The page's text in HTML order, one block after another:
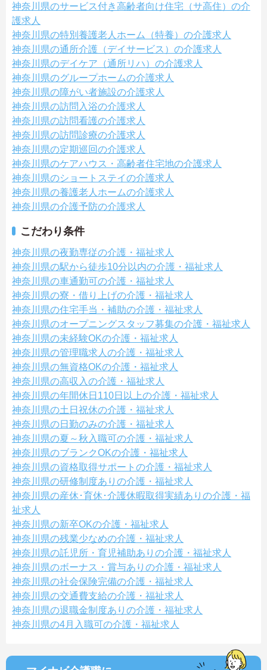
神奈川県のサービス付き高齢者向け住宅（サ高住）の介
護求人
神奈川県の特別養護老人ホーム（特養）の介護求人
神奈川県の通所介護（デイサービス）の介護求人
神奈川県のデイケア（通所リハ）の介護求人
神奈川県のグループホームの介護求人
神奈川県の障がい者施設の介護求人
神奈川県の訪問入浴の介護求人
神奈川県の訪問看護の介護求人
神奈川県の訪問診療の介護求人
神奈川県の定期巡回の介護求人
神奈川県のケアハウス・高齢者住宅地の介護求人
神奈川県のショートステイの介護求人
神奈川県の養護老人ホームの介護求人
神奈川県の介護予防の介護求人
こだわり条件
神奈川県の夜勤専従の介護・福祉求人
神奈川県の駅から徒歩10分以内の介護・福祉求人
神奈川県の車通勤可の介護・福祉求人
神奈川県の寮・借り上げの介護・福祉求人
神奈川県の住宅手当・補助の介護・福祉求人
神奈川県のオープニングスタッフ募集の介護・福祉求人
神奈川県の未経験OKの介護・福祉求人
神奈川県の管理職求人の介護・福祉求人
神奈川県の無資格OKの介護・福祉求人
神奈川県の高収入の介護・福祉求人
神奈川県の年間休日110日以上の介護・福祉求人
神奈川県の土日祝休の介護・福祉求人
神奈川県の日勤のみの介護・福祉求人
神奈川県の夏～秋入職可の介護・福祉求人
神奈川県のブランクOKの介護・福祉求人
神奈川県の資格取得サポートの介護・福祉求人
神奈川県の研修制度ありの介護・福祉求人
神奈川県の産休･育休･介護休暇取得実績ありの介護・福
祉求人
神奈川県の新卒OKの介護・福祉求人
神奈川県の残業少なめの介護・福祉求人
神奈川県の託児所・育児補助ありの介護・福祉求人
神奈川県のボーナス・賞与ありの介護・福祉求人
神奈川県の社会保険完備の介護・福祉求人
神奈川県の交通費支給の介護・福祉求人
神奈川県の退職金制度ありの介護・福祉求人
神奈川県の4月入職可の介護・福祉求人